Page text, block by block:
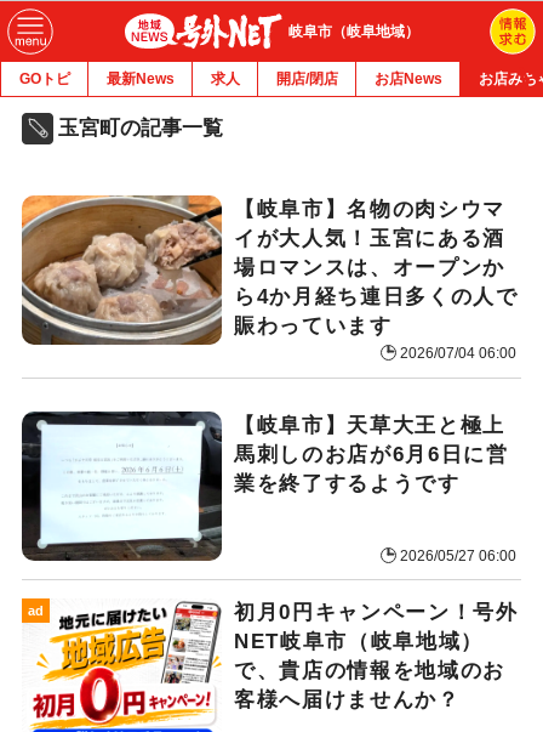
岐阜市（岐阜地域）
GOトピ 最新News 求人 開店/閉店 お店News お店みち
玉宮町の記事一覧
【岐阜市】名物の肉シウマ
イが大人気！玉宮にある酒
場ロマンスは、オープンか
ら4か月経ち連日多くの人で
賑わっています
2026/07/04 06:00
【岐阜市】天草大王と極上
馬刺しのお店が6月6日に営
業を終了するようです
2026/05/27 06:00
ad
初月0円キャンペーン！号外
NET岐阜市（岐阜地域）
で、貴店の情報を地域のお
客様へ届けませんか？